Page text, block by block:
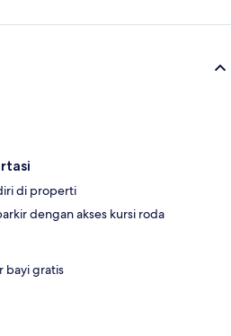
di properti
dengan akses kursi roda
bayi gratis